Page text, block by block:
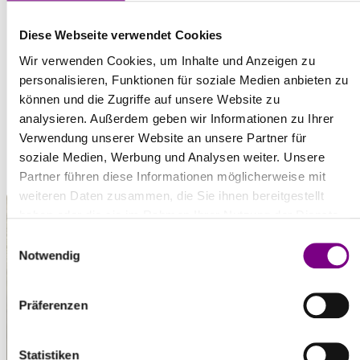
Diese Webseite verwendet Cookies
Wir verwenden Cookies, um Inhalte und Anzeigen zu
personalisieren, Funktionen für soziale Medien anbieten zu
können und die Zugriffe auf unsere Website zu
analysieren. Außerdem geben wir Informationen zu Ihrer
Verwendung unserer Website an unsere Partner für
soziale Medien, Werbung und Analysen weiter. Unsere
Partner führen diese Informationen möglicherweise mit
weiteren Daten zusammen, die Sie ihnen bereitgestellt
Einwilligungsauswahl
Notwendig
Präferenzen
Statistiken
DOWNLOADS
Technische Informationen
pdf | 195,0 KB